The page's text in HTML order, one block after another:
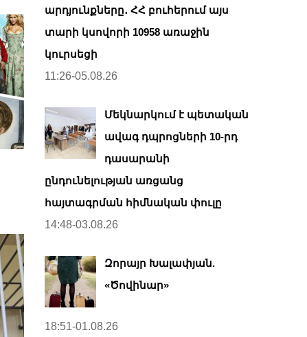
արդյունքները․ ՀՀ բուհերում այս
տարի կսովորի 10958 առաջին
կուրսեցի
11:26-05.08.26
Մեկնարկում է պետական
ավագ դպրոցների 10-րդ
դասարանի
ընդունելության առցանց
հայտագրման հիմնական փուլը
14:48-03.08.26
Զորայր Խալափյան.
«Ծովինար»
18:51-01.08.26